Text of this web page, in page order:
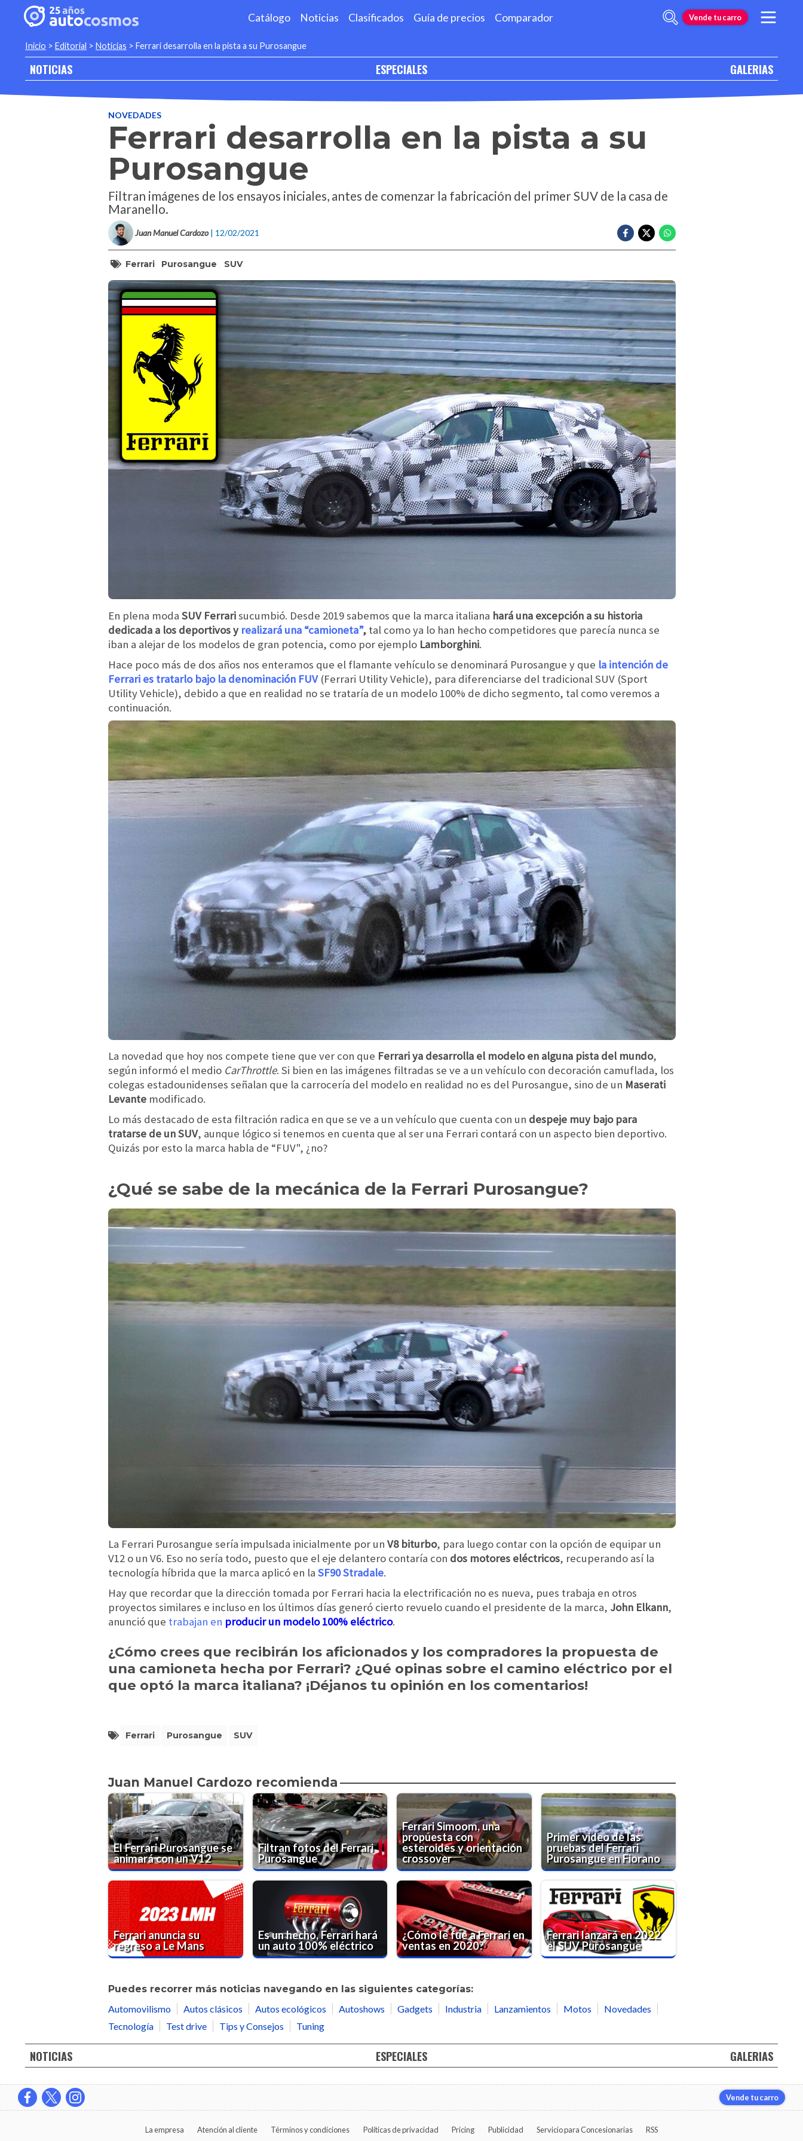
Catálogo Noticias Clasificados Guía de precios Comparador Vende tu carro
Inicio > Editorial > Noticias > Ferrari desarrolla en la pista a su Purosangue
NOTICIAS ESPECIALES GALERIAS
NOVEDADES
Ferrari desarrolla en la pista a su
Purosangue
Filtran imágenes de los ensayos iniciales, antes de comenzar la fabricación del primer SUV de la casa de
Maranello.
Juan Manuel Cardozo | 12/02/2021
Ferrari Purosangue SUV
En plena moda SUV Ferrarisucumbió. Desde 2019 sabemos que la marca italiana hará una excepción a su historia
dedicada a los deportivos y realizará una “camioneta”, tal como ya lo han hecho competidores que parecía nunca se
iban a alejar de los modelos de gran potencia, como por ejemplo Lamborghini.
Hace poco más de dos años nos enteramos que el flamante vehículo se denominará Purosangue y que la intención de
Ferrari es tratarlo bajo la denominación FUV (Ferrari Utility Vehicle), para diferenciarse del tradicional SUV (Sport
Utility Vehicle), debido a que en realidad no se trataría de un modelo 100% de dicho segmento, tal como veremos a
continuación.
La novedad que hoy nos compete tiene que ver con que Ferrari ya desarrolla el modelo en alguna pista del mundo,
según informó el medio CarThrottle. Si bien en las imágenes filtradas se ve a un vehículo con decoración camuflada, los
colegas estadounidenses señalan que la carrocería del modelo en realidad no es del Purosangue, sino de un Maserati
Levante modificado.
Lo más destacado de esta filtración radica en que se ve a un vehículo que cuenta con un despeje muy bajo para
tratarse de un SUV, aunque lógico si tenemos en cuenta que al ser una Ferrari contará con un aspecto bien deportivo.
Quizás por esto la marca habla de “FUV", ¿no?
¿Qué se sabe de la mecánica de la Ferrari Purosangue?
La Ferrari Purosangue sería impulsada inicialmente por un V8 biturbo, para luego contar con la opción de equipar un
V12 o un V6. Eso no sería todo, puesto que el eje delantero contaría con dos motores eléctricos, recuperando así la
tecnología híbrida que la marca aplicó en la SF90 Stradale.
Hay que recordar que la dirección tomada por Ferrari hacia la electrificación no es nueva, pues trabaja en otros
proyectos similares e incluso en los últimos días generó cierto revuelo cuando el presidente de la marca, John Elkann,
anunció que trabajan en producir un modelo 100% eléctrico.
¿Cómo crees que recibirán los aficionados y los compradores la propuesta de
una camioneta hecha por Ferrari? ¿Qué opinas sobre el camino eléctrico por el
que optó la marca italiana? ¡Déjanos tu opinión en los comentarios!
Ferrari Purosangue SUV
Juan Manuel Cardozo recomienda
El Ferrari Purosangue se
animará con un V12
Filtran fotos del Ferrari
Purosangue
Ferrari Simoom, una
propuesta con
esteroides y orientación
crossover
Primer video de las
pruebas del Ferrari
Purosangue en Fiorano
Ferrari anuncia su
regreso a Le Mans
Es un hecho, Ferrari hará
un auto 100% eléctrico
¿Cómo le fue a Ferrari en
ventas en 2020?
Ferrari lanzará en 2022
el SUV Purosangue
Puedes recorrer más noticias navegando en las siguientes categorías:
Automovilismo
Autos clásicos Autos ecológicos Autoshows Gadgets Industria Lanzamientos Motos
Novedades
Tecnología
Test drive Tips y Consejos Tuning
NOTICIAS ESPECIALES GALERIAS
Vende tu carro
La empresa Atención al cliente Términos y condiciones Políticas de privacidad Pricing Publicidad Servicio para Concesionarias RSS